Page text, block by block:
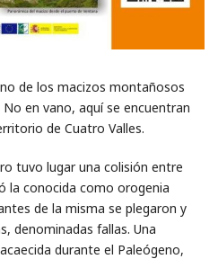
de los macizos montañosos
en vano, aquí se encuentran
de Cuatro Valles.
tuvo lugar una colisión entre
la conocida como orogenia
de la misma se plegaron y
denominadas fallas. Una
durante el Paleógeno,